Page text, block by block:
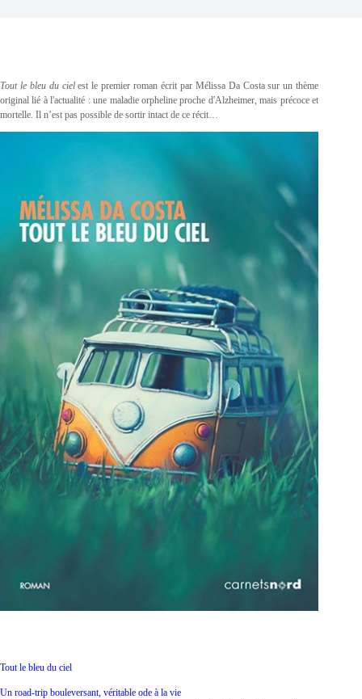
Tout le bleu du cielest le premier roman écrit par Mélissa Da Costa sur un thème
original lié à l'actualité : une maladie orpheline proche d'Alzheimer, mais précoce et
mortelle. Il n’est pas possible de sortir intact de ce récit…
Tout le bleu du ciel
Un road-trip bouleversant, véritable ode à la vie